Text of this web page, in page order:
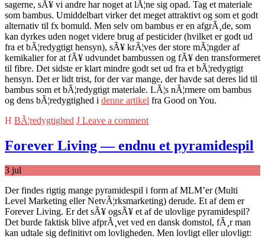
sagerne, sÃ¥ vi andre har noget at lÃ¦ne sig opad. Tag et materiale
som bambus. Umiddelbart virker det meget attraktivt og som et godt
alternativ til fx bomuld. Men selv om bambus er en afgrÃ¸de, som
kan dyrkes uden noget videre brug af pesticider (hvilket er godt ud
fra et bÃ¦redygtigt hensyn), sÃ¥ krÃ¦ves der store mÃ¦ngder af
kemikalier for at fÃ¥ udvundet bambussen og fÃ¥ den transformeret
til fibre. Det sidste er klart mindre godt set ud fra et bÃ¦redygtigt
hensyn. Det er lidt trist, for der var mange, der havde sat deres lid til
bambus som et bÃ¦redygtigt materiale. LÃ¦s nÃ¦rmere om bambus
og dens bÃ¦redygtighed i denne artikel fra Good on You.
BÃ¦redygtighed
Leave a comment
Forever Living — endnu et pyramidespil
3 jul
Der findes rigtig mange pyramidespil i form af MLM’er (Multi
Level Marketing eller NetvÃ¦rksmarketing) derude. Et af dem er
Forever Living. Er det sÃ¥ ogsÃ¥ et af de ulovlige pyramidespil?
Det burde faktisk blive afprÃ¸vet ved en dansk domstol, fÃ¸r man
kan udtale sig definitivt om lovligheden. Men lovligt eller ulovligt: